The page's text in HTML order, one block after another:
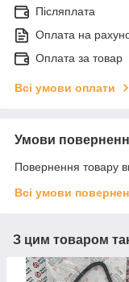
Післяплата
Оплата на
Оплата за товар
Всі умови оплати
Умови
Повернення товару
Всі умови
З цим товаром